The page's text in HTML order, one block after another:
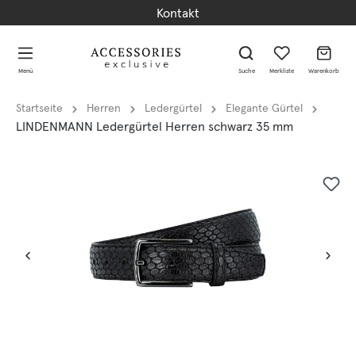
Kontakt
Menü Suche Merkliste Warenkorb
Startseite Herren Ledergürtel Elegante Gürtel
LINDENMANN Ledergürtel Herren schwarz 35 mm